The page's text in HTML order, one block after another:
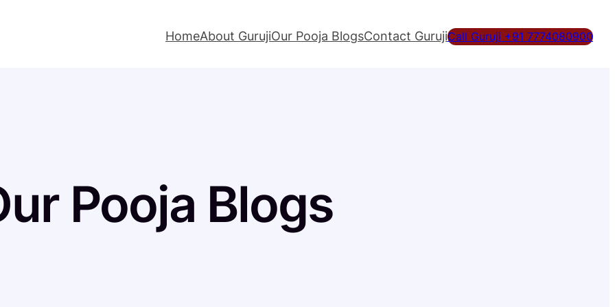
HomeAbout GurujiOur Pooja BlogsContact GurujiCall Guruji +91 7774080900
Pooja Blogs